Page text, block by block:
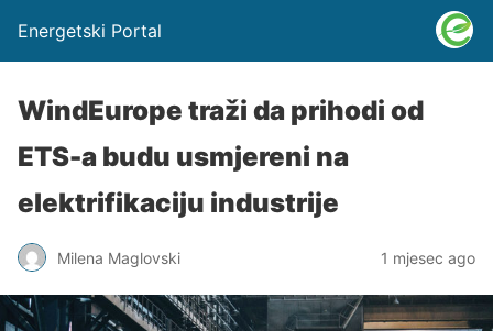
Energetski Portal
WindEurope traži da prihodi od
ETS-a budu usmjereni na
elektrifikaciju industrije
Milena Maglovski 1 mjesec ago